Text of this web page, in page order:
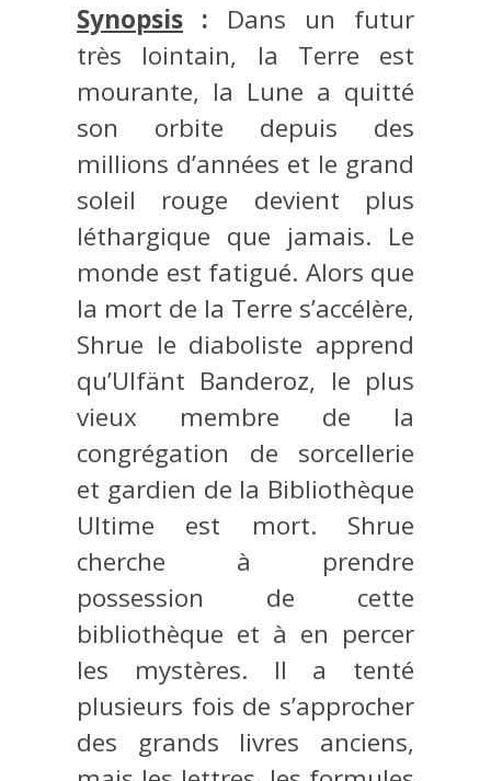
Synopsis : Dans un futur
très lointain, la Terre est
mourante, la Lune a quitté
son orbite depuis des
millions d’années et le grand
soleil rouge devient plus
léthargique que jamais. Le
monde est fatigué. Alors que
la mort de la Terre s’accélère,
Shrue le diaboliste apprend
qu’Ulfänt Banderoz, le plus
vieux membre de la
congrégation de sorcellerie
et gardien de la Bibliothèque
Ultime est mort. Shrue
cherche à prendre
possession de cette
bibliothèque et à en percer
les mystères. Il a tenté
plusieurs fois de s’approcher
des grands livres anciens,